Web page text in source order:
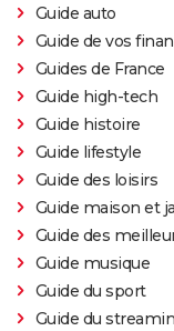
Guide auto
Guide de vos
Guides de France
Guide high-tech
Guide histoire
Guide lifestyle
Guide des loisirs
Guide maison et
Guide des
Guide musique
Guide du sport
Guide du